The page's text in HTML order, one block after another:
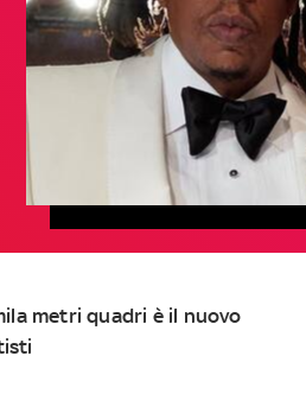
metri quadri è il nuovo